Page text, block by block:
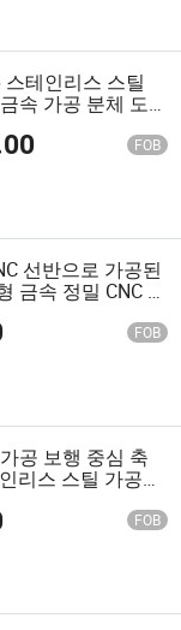
테인리스 스틸
속 가공 분체 도
FOB
선반으로 가공된
금속 정밀 CNC 가
FOB
공 보행 중심 축
리스 스틸 가공
FOB